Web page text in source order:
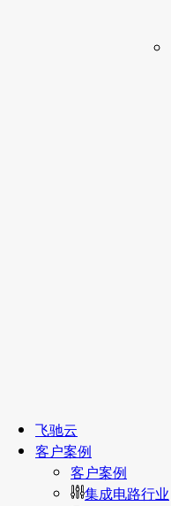
飞驰云
客户案例
客户案例
集成电路行业